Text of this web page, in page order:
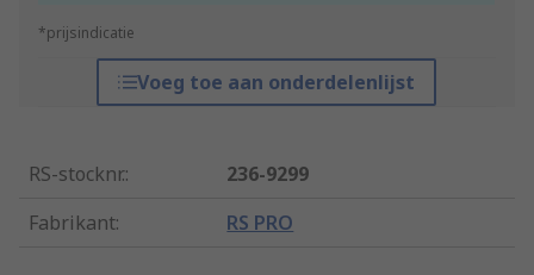
*prijsindicatie
Voeg toe aan onderdelenlijst
RS-stocknr.:
236-9299
Fabrikant: RS PRO